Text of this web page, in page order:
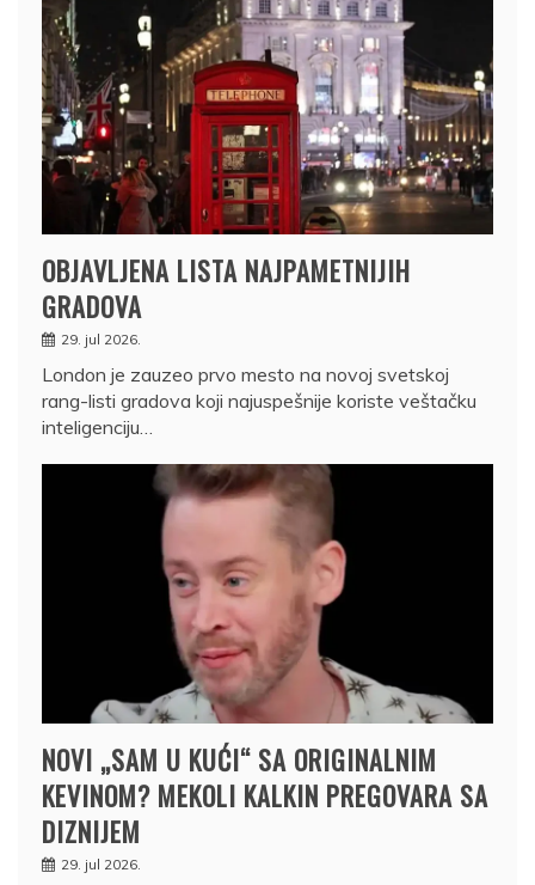
OBJAVLJENA LISTA NAJPAMETNIJIH
GRADOVA
29. jul 2026.
London je zauzeo prvo mesto na novoj svetskoj
rang-listi gradova koji najuspešnije koriste veštačku
inteligenciju…
NOVI „SAM U KUĆI“ SA ORIGINALNIM
KEVINOM? MEKOLI KALKIN PREGOVARA SA
DIZNIJEM
29. jul 2026.